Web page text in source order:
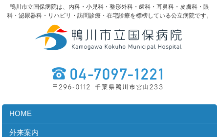
鴨川市立国保病院は、内科・小児科・整形外科・歯科・耳鼻科・皮膚科・眼
科・泌尿器科・リハビリ・訪問診療・在宅診療を標榜している公立病院です。
HOME
外来案内